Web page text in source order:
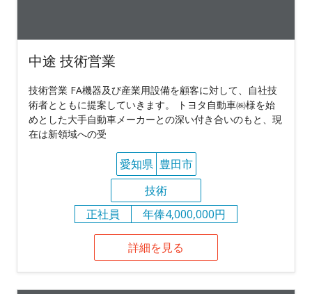
中途 技術営業
技術営業 FA機器及び産業用設備を顧客に対して、自社技
術者とともに提案していきます。 トヨタ自動車㈱様を始
めとした大手自動車メーカーとの深い付き合いのもと、現
在は新領域への受
愛知県 豊田市
技術
正社員
年俸4,000,000円
詳細を見る